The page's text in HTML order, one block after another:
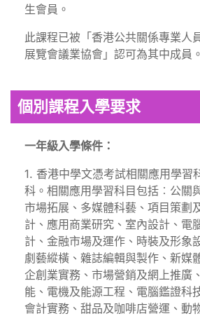
生會員。
此課程已被「香港公共關係專業人
展覽會議業協會」認可為其中成員。
個別課程入學要求
一年級入學條件：
1. 香港中學文憑考試相關應用學習
科。相關應用學習科目包括︰公關
市場拓展、多媒體科藝、項目策劃
計、應用商業研究、室內設計、電
計、金融市場及運作、時裝及形象
劇藝縱橫、雜誌編輯與製作、新媒
企創業實務、市場營銷及網上推廣
能、電機及能源工程、電腦鑑證科
會計實務、甜品及咖啡店營運、動